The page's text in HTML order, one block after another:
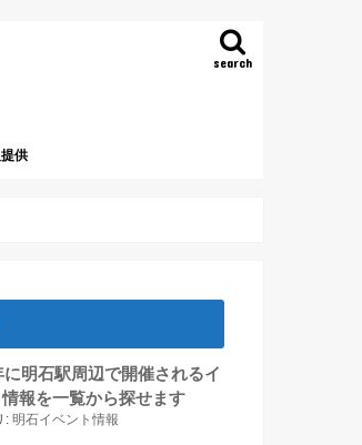
search
供
に明石駅周辺で開催されるイ
報を一覧から探せます
: 明石イベント情報